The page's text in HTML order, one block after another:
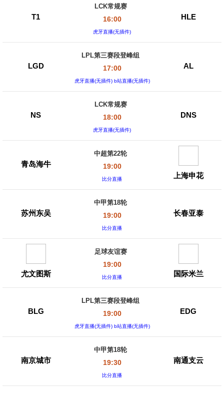
T1
LCK常规赛
16:00
虎牙直播(无插件)
HLE
LGD
LPL第三赛段登峰组
17:00
虎牙直播(无插件) b站直播(无插件)
AL
NS
LCK常规赛
18:00
虎牙直播(无插件)
DNS
青岛海牛
中超第22轮
19:00
比分直播 上海申花
苏州东吴
中甲第18轮
19:00
比分直播
长春亚泰
尤文图斯
足球友谊赛
19:00
比分直播 国际米兰
BLG
LPL第三赛段登峰组
19:00
虎牙直播(无插件) b站直播(无插件)
EDG
南京城市
中甲第18轮
19:30
比分直播
南通支云